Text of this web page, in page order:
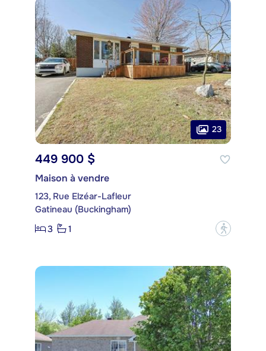
23
449 900 $
Maison à vendre
123, Rue Elzéar-Lafleur
Gatineau (Buckingham)
3
1 ?